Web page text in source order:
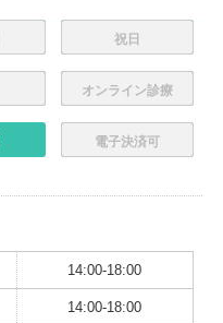
祝日
オンライン診療
電子決済可
14:00-18:00
14:00-18:00